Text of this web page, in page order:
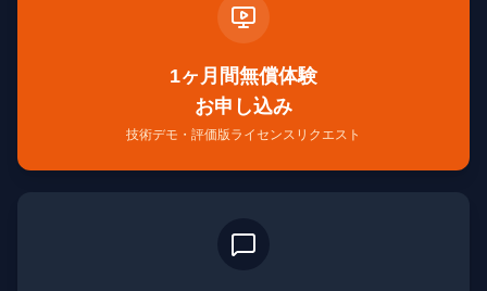
1ヶ月間無償体験
お申し込み
技術デモ・評価版ライセンスリクエスト